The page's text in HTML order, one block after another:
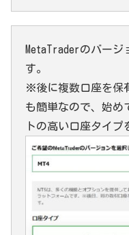
MetaTraderのバー
す。
※後に複数口座を保
も簡単なので、始め
トの高い口座タイプ